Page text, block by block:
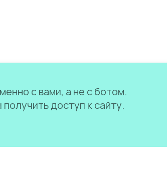
с вами, а не с ботом.
доступ к сайту.